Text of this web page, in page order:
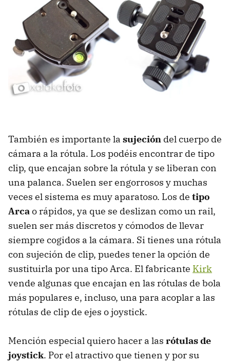
También es importante la sujeción del cuerpo de
cámara a la rótula. Los podéis encontrar de tipo
clip, que encajan sobre la rótula y se liberan con
una palanca. Suelen ser engorrosos y muchas
veces el sistema es muy aparatoso. Los de tipo
Arcao rápidos, ya que se deslizan como un rail,
suelen ser más discretos y cómodos de llevar
siempre cogidos a la cámara. Si tienes una rótula
con sujeción de clip, puedes tener la opción de
sustituirla por una tipo Arca. El fabricante Kirk
vende algunas que encajan en las rótulas de bola
más populares e, incluso, una para acoplar a las
rótulas de clip de ejes o joystick.
Mención especial quiero hacer a las rótulas de
joystick. Por el atractivo que tienen y por su